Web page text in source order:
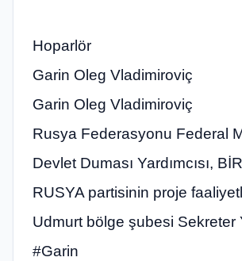
Hoparlör
Garin Oleg Vladimiroviç
Garin Oleg Vladimiroviç
Rusya Federasyonu Federal
Devlet Duması Yardımcısı,
RUSYA partisinin proje
Udmurt bölge şubesi Sekreter
#Garin